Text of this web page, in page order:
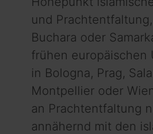
und
Buchara oder
frühen europäischen
in Bologna, Prag,
Montpellier oder
an Prachtentfaltung
annähernd mit den